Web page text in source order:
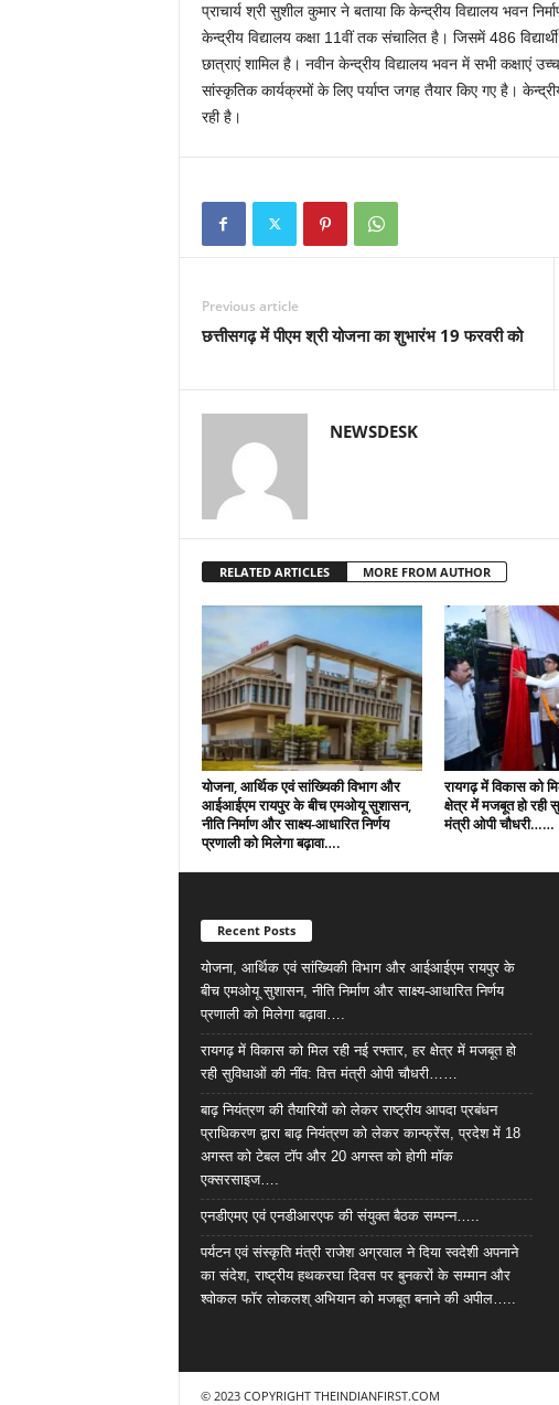
प्राचार्य श्री सुशील कुमार ने बताया कि केन्द्रीय विद्यालय भवन
केन्द्रीय विद्यालय कक्षा 11वीं तक संचालित है। जिसमें 486
छात्राएं शामिल है। नवीन केन्द्रीय विद्यालय भवन में सभी कक्षाएं
सांस्कृतिक कार्यक्रमों के लिए पर्याप्त जगह तैयार किए गए है।
रही है।
Previous article
छत्तीसगढ़ में पीएम श्री योजना का शुभारंभ 19 फरवरी को
NEWSDESK
RELATED ARTICLES MORE FROM AUTHOR
योजना, आर्थिक एवं सांख्यिकी विभाग और
आईआईएम रायपुर के बीच एमओयू सुशासन,
नीति निर्माण और साक्ष्य-आधारित निर्णय
प्रणाली को मिलेगा बढ़ावा….
रायगढ़ में विकास को
क्षेत्र में मजबूत हो रही
मंत्री ओपी चौधरी……
Recent Posts
योजना, आर्थिक एवं सांख्यिकी विभाग और आईआईएम रायपुर के
बीच एमओयू सुशासन, नीति निर्माण और साक्ष्य-आधारित निर्णय
प्रणाली को मिलेगा बढ़ावा….
रायगढ़ में विकास को मिल रही नई रफ्तार, हर क्षेत्र में मजबूत हो
रही सुविधाओं की नींव: वित्त मंत्री ओपी चौधरी……
बाढ़ नियंत्रण की तैयारियों को लेकर राष्ट्रीय आपदा प्रबंधन
प्राधिकरण द्वारा बाढ़ नियंत्रण को लेकर कान्फ्रेंस, प्रदेश में 18
अगस्त को टेबल टॉप और 20 अगस्त को होगी मॉक
एक्सरसाइज….
एनडीएमए एवं एनडीआरएफ की संयुक्त बैठक सम्पन्न…..
पर्यटन एवं संस्कृति मंत्री राजेश अग्रवाल ने दिया स्वदेशी अपनाने
का संदेश, राष्ट्रीय हथकरघा दिवस पर बुनकरों के सम्मान और
श्वोकल फॉर लोकलश् अभियान को मजबूत बनाने की अपील…..
© 2023 COPYRIGHT THEINDIANFIRST.COM